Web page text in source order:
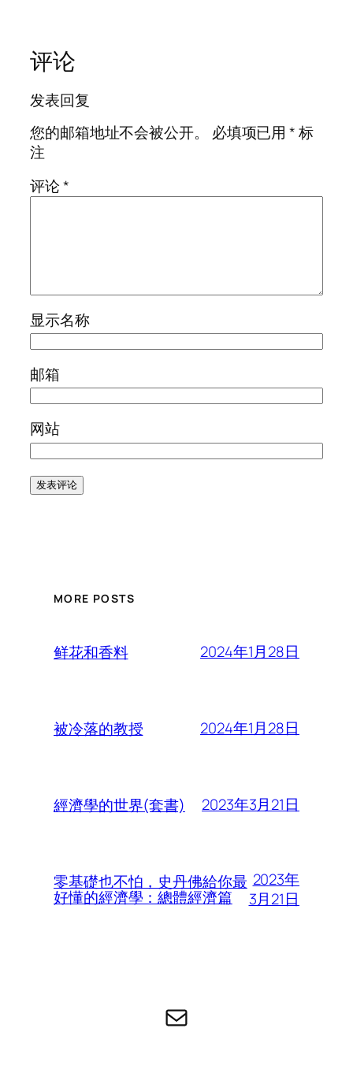
评论
发表回复
您的邮箱地址不会被公开。
必填项已用*标
注
评论*
显示名称
邮箱
网站
MORE POSTS
鲜花和香料 2024年1月28日
被冷落的教授 2024年1月28日
經濟學的世界(套書) 2023年3月21日
零基礎也不怕，史丹佛給你最
好懂的經濟學：總體經濟篇
2023年
3月21日
电子邮件